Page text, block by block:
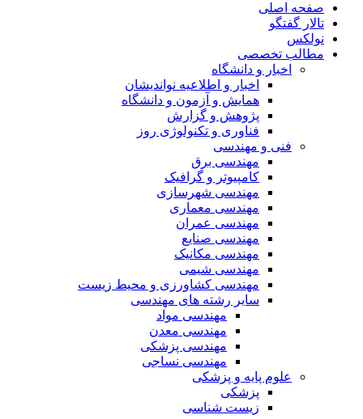
صفحه اصلی
تالار گفتگو
نولکس
مطالب تخصصی
اخبار و دانشگاه
اخبار و اطلاعیه نواندیشان
همایش و آزمون و دانشگاه
پژوهش و گزارش
فناوری و تکنولوژی روز
فنی و مهندسی
مهندسی برق
کامپیوتر و گرافیک
مهندسی شهرسازی
مهندسی معماری
مهندسی عمران
مهندسی صنایع
مهندسی مکانیک
مهندسی شیمی
مهندسی کشاورزی و محیط زیست
سایر رشته های مهندسی
مهندسی مواد
مهندسی معدن
مهندسی پزشکی
مهندسی نساجی
علوم پایه و پزشکی
پزشکی
زیست شناسی